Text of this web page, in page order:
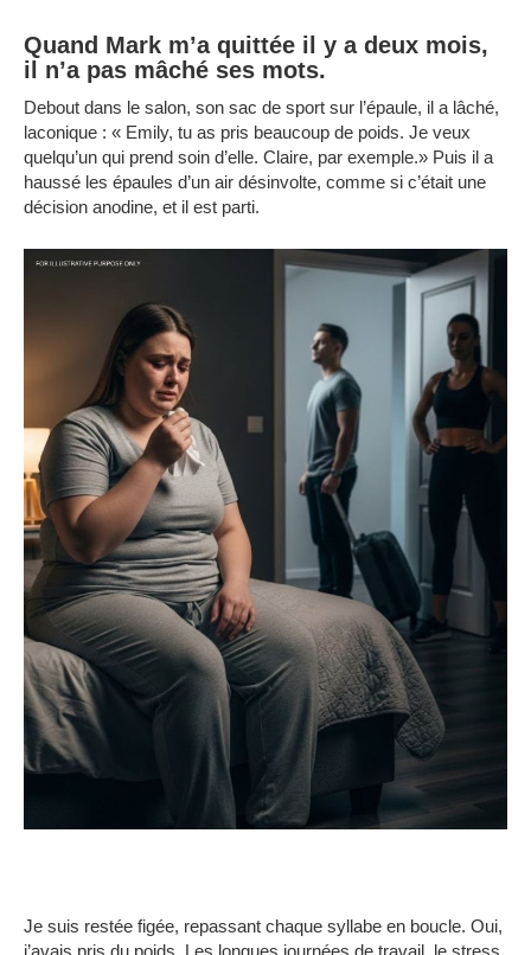
Quand Mark m’a quittée il y a deux mois,
il n’a pas mâché ses mots.
Debout dans le salon, son sac de sport sur l’épaule, il a lâché,
laconique : « Emily, tu as pris beaucoup de poids. Je veux
quelqu’un qui prend soin d’elle. Claire, par exemple.» Puis il a
haussé les épaules d’un air désinvolte, comme si c’était une
décision anodine, et il est parti.
Je suis restée figée, repassant chaque syllabe en boucle. Oui,
j’avais pris du poids. Les longues journées de travail, le stress